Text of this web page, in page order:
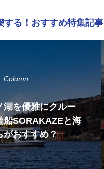
する！おすすめ特集記事
Column
湖を優雅にクルー
船SORAKAZEと海
がおすすめ？